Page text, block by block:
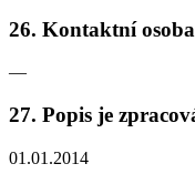
26. Kontaktní osoba
—
27. Popis je
01.01.2014